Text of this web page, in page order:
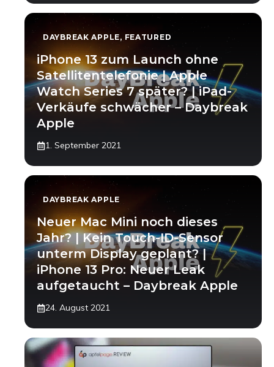
DAYBREAK APPLE, FEATURED
iPhone 13 zum Launch ohne
Satellitentelefonie | Apple
Watch Series 7 später? | iPad-
Verkäufe schwächer – Daybreak
Apple
1. September 2021
DAYBREAK APPLE
Neuer Mac Mini noch dieses
Jahr? | Kein Touch-ID-Sensor
unterm Display geplant? |
iPhone 13 Pro: Neuer Leak
aufgetaucht – Daybreak Apple
24. August 2021